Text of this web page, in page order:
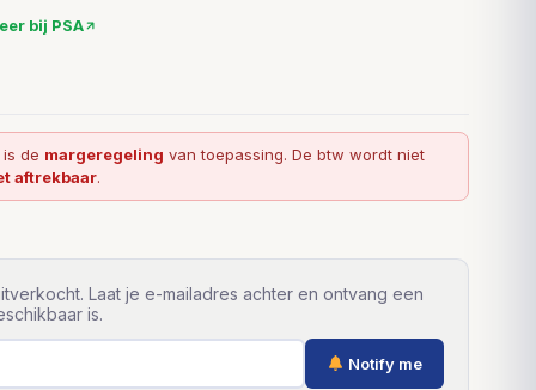
bij PSA
de margeregeling van toepassing. De btw wordt niet
aftrekbaar.
Laat je e-mailadres achter en ontvang een
is.
Notify me